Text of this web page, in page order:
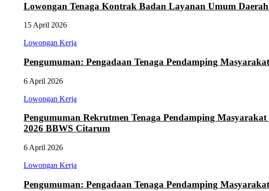
Lowongan Tenaga Kontrak Badan Layanan Umum
15 April 2026
Lowongan Kerja
Pengumuman: Pengadaan Tenaga Pendamping
6 April 2026
Lowongan Kerja
Pengumuman Rekrutmen Tenaga Pendamping
2026 BBWS Citarum
6 April 2026
Lowongan Kerja
Pengumuman: Pengadaan Tenaga Pendamping